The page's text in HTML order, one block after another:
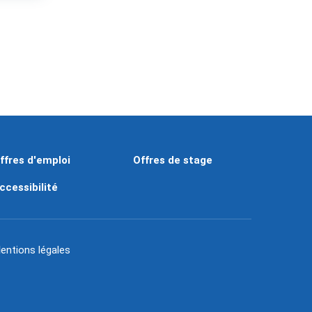
d'emploi Offres de stage
légales